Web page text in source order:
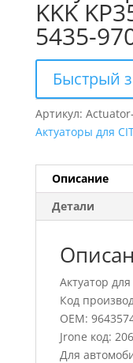
KKK
5435-
Быстрый
Артикул:
Актуаторы для
Описание
Детали
Актуатор
Код
OEM:
Jrone код:
Для